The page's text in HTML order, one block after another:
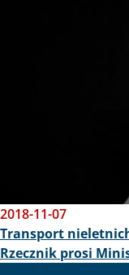
2018-11-07
Transport
Rzecznik prosi